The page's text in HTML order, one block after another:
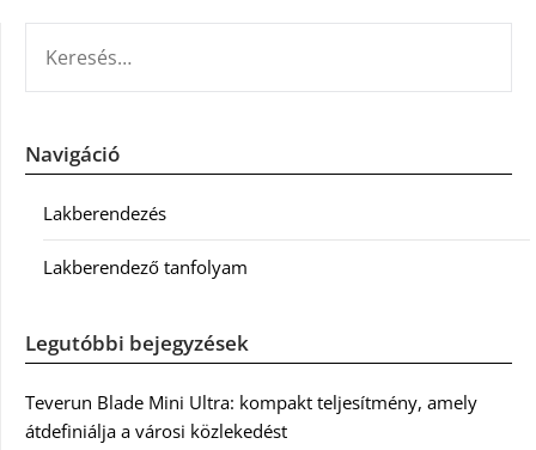
Navigáció
Lakberendezés
Lakberendező tanfolyam
Legutóbbi bejegyzések
Teverun Blade Mini Ultra: kompakt teljesítmény, amely
átdefiniálja a városi közlekedést